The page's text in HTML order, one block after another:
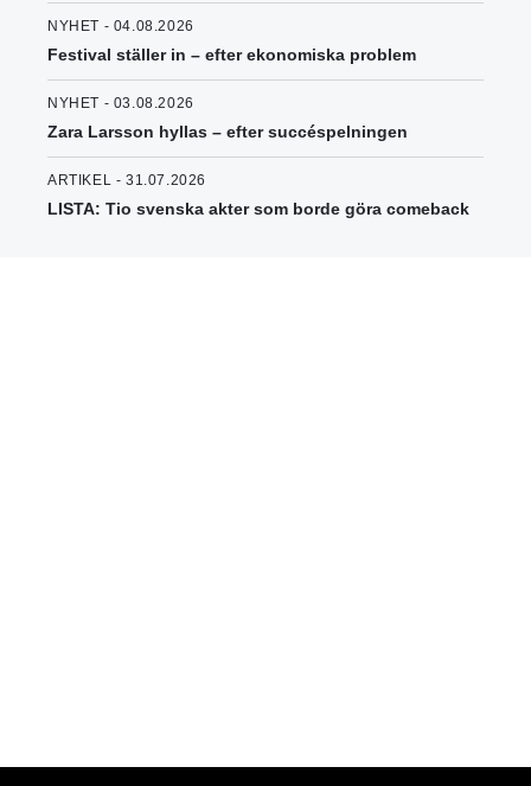
NYHET - 04.08.2026
Festival ställer in – efter ekonomiska problem
NYHET - 03.08.2026
Zara Larsson hyllas – efter succéspelningen
ARTIKEL - 31.07.2026
LISTA: Tio svenska akter som borde göra comeback